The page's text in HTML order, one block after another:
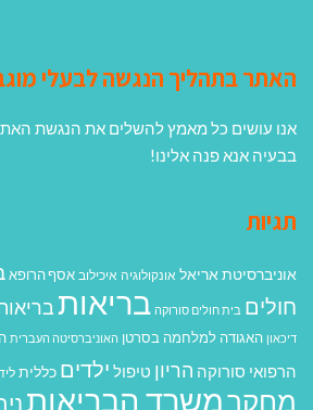
האתר בתהליך הנגשה לבעלי
אנו עושים כל מאמץ להשלים את הנגשת
בבעיה אנא פנה אלינו!
תגיות
אוניברסיטת אריאל אונקולוגיה איכילוב אסף הרופא
חולים בית חולים סורוקה בריאות
דיכאון האגודה למלחמה בסרטן האוניברסיטה העברית
הרפואי סורוקה הריון טיפול ילדים כללית
מחקרמשרד הבריאות